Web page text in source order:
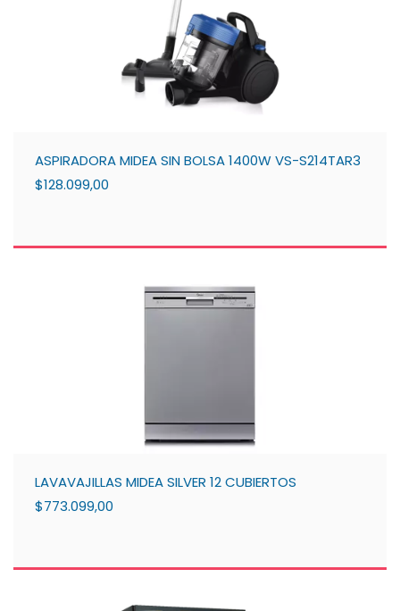
ASPIRADORA MIDEA SIN BOLSA 1400W VS-S214TAR3
$128.099,00
LAVAVAJILLAS MIDEA SILVER 12 CUBIERTOS
$773.099,00